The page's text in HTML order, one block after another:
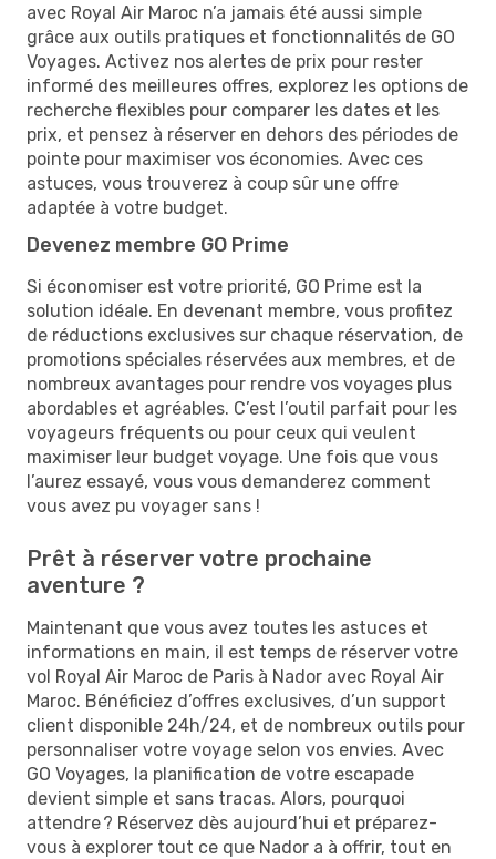
avec Royal Air Maroc n’a jamais été aussi simple
grâce aux outils pratiques et fonctionnalités de GO
Voyages. Activez nos alertes de prix pour rester
informé des meilleures offres, explorez les options de
recherche flexibles pour comparer les dates et les
prix, et pensez à réserver en dehors des périodes de
pointe pour maximiser vos économies. Avec ces
astuces, vous trouverez à coup sûr une offre
adaptée à votre budget.
Devenez membre GO Prime
Si économiser est votre priorité, GO Prime est la
solution idéale. En devenant membre, vous profitez
de réductions exclusives sur chaque réservation, de
promotions spéciales réservées aux membres, et de
nombreux avantages pour rendre vos voyages plus
abordables et agréables. C’est l’outil parfait pour les
voyageurs fréquents ou pour ceux qui veulent
maximiser leur budget voyage. Une fois que vous
l’aurez essayé, vous vous demanderez comment
vous avez pu voyager sans !
Prêt à réserver votre prochaine
aventure ?
Maintenant que vous avez toutes les astuces et
informations en main, il est temps de réserver votre
vol Royal Air Maroc de Paris à Nador avec Royal Air
Maroc. Bénéficiez d’offres exclusives, d’un support
client disponible 24h/24, et de nombreux outils pour
personnaliser votre voyage selon vos envies. Avec
GO Voyages, la planification de votre escapade
devient simple et sans tracas. Alors, pourquoi
attendre ? Réservez dès aujourd’hui et préparez-
vous à explorer tout ce que Nador a à offrir, tout en